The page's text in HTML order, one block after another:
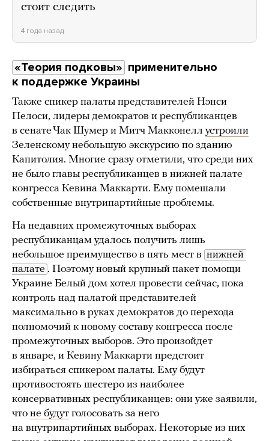
стоит следить
4 года назад
«Теория подковы» применительно
к поддержке Украины
Также спикер палаты представителей Нэнси
Пелоси, лидеры демократов и республиканцев
в сенате Чак Шумер и Митч Макконелл устроили
Зеленскому небольшую экскурсию по зданию
Капитолия. Многие сразу отметили, что среди них
не было главы республиканцев в нижней палате
конгресса Кевина Маккарти. Ему помешали
собственные внутрипартийные проблемы.
На недавних промежуточных выборах
республиканцам удалось получить лишь
небольшое преимущество в пять мест в нижней
палате . Поэтому новый крупный пакет помощи
Украине Белый дом хотел провести сейчас, пока
контроль над палатой представителей
максимально в руках демократов до перехода
полномочий к новому составу конгресса после
промежуточных выборов. Это произойдет
в январе, и Кевину Маккарти предстоит
избираться спикером палаты. Ему будут
противостоять шестеро из наиболее
консервативных республиканцев: они уже заявили,
что не будут голосовать за него
на внутрипартийных выборах. Некоторые из них